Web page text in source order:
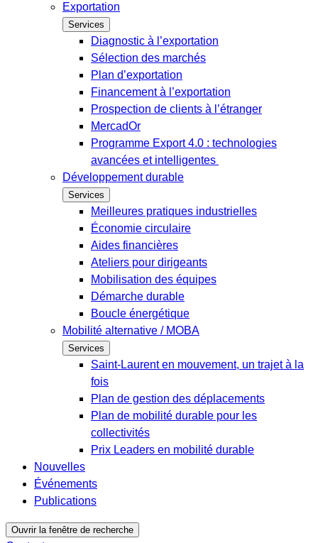
Exportation
Services
Diagnostic à l’exportation
Sélection des marchés
Plan d’exportation
Financement à l’exportation
Prospection de clients à l’étranger
MercadOr
Programme Export 4.0 : technologies
avancées et intelligentes
Développement durable
Services
Meilleures pratiques industrielles
Économie circulaire
Aides financières
Ateliers pour dirigeants
Mobilisation des équipes
Démarche durable
Boucle énergétique
Mobilité alternative / MOBA
Services
Saint-Laurent en mouvement, un trajet à la
fois
Plan de gestion des déplacements
Plan de mobilité durable pour les
collectivités
Prix Leaders en mobilité durable
Nouvelles
Événements
Publications
Ouvrir la fenêtre de recherche